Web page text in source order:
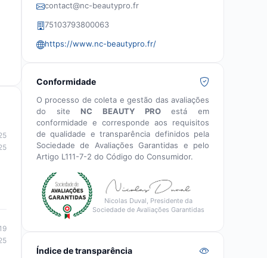
contact@nc-beautypro.fr
75103793800063
https://www.nc-beautypro.fr/
Conformidade
O processo de coleta e gestão das avaliações
do siteNC BEAUTY PROestá em
conformidade e corresponde aos requisitos
de qualidade e transparência definidos pela
Sociedade de Avaliações Garantidas e pelo
Artigo L111-7-2 do Código do Consumidor.
Nicolas Duval, Presidente da
Sociedade de Avaliações Garantidas
Índice de transparência